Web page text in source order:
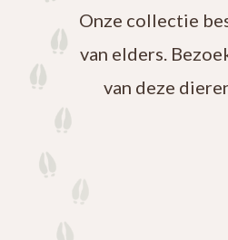
Onze collectie
van elders.
van deze